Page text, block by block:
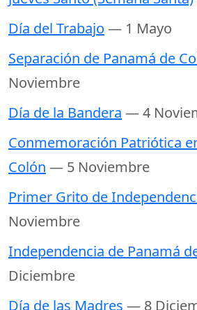
Día del Trabajo — 1 Mayo
Separación de Panamá de
Noviembre
Día de la Bandera — 4
Conmemoración Patriótica
Colón — 5 Noviembre
Primer Grito de
Noviembre
Independencia de Panamá
Diciembre
Día de las Madres — 8